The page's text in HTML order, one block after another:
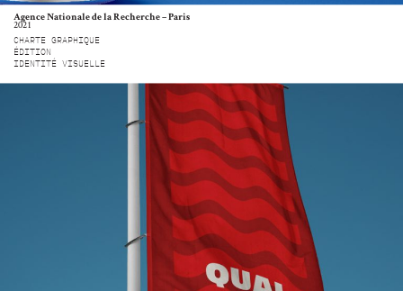
Agence Nationale de la Recherche – Paris
2021
CHARTE GRAPHIQUE
ÉDITION
IDENTITÉ VISUELLE